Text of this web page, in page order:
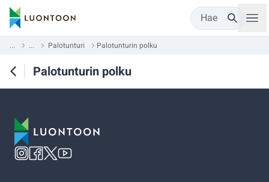
Hae
... ... Palotunturi Palotunturin polku
Palotunturin polku